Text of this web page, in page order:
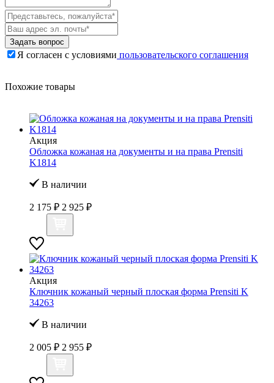
Задать вопрос
Я согласен с условиями пользовательского соглашения
Похожие товары
Акция
Обложка кожаная на документы и на права Prensiti
K1814
В наличии
2 175 ₽ 2 925 ₽
Акция
Ключник кожаный черный плоская форма Prensiti K
34263
В наличии
2 005 ₽ 2 955 ₽